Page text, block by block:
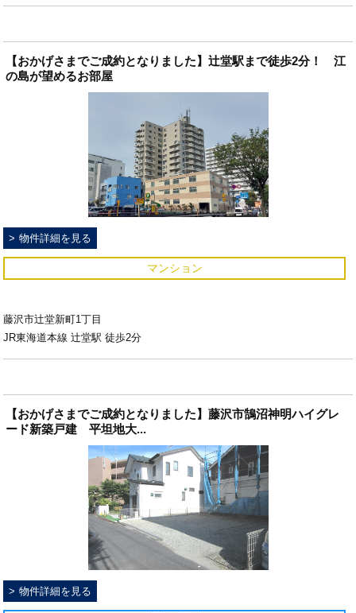
【おかげさまでご成約となりました】辻堂駅まで徒歩2分！ 江
の島が望めるお部屋
物件詳細を見る
マンション
藤沢市辻堂新町1丁目
JR東海道本線 辻堂駅 徒歩2分
【おかげさまでご成約となりました】藤沢市鵠沼神明ハイグレ
ード新築戸建 平坦地大...
物件詳細を見る